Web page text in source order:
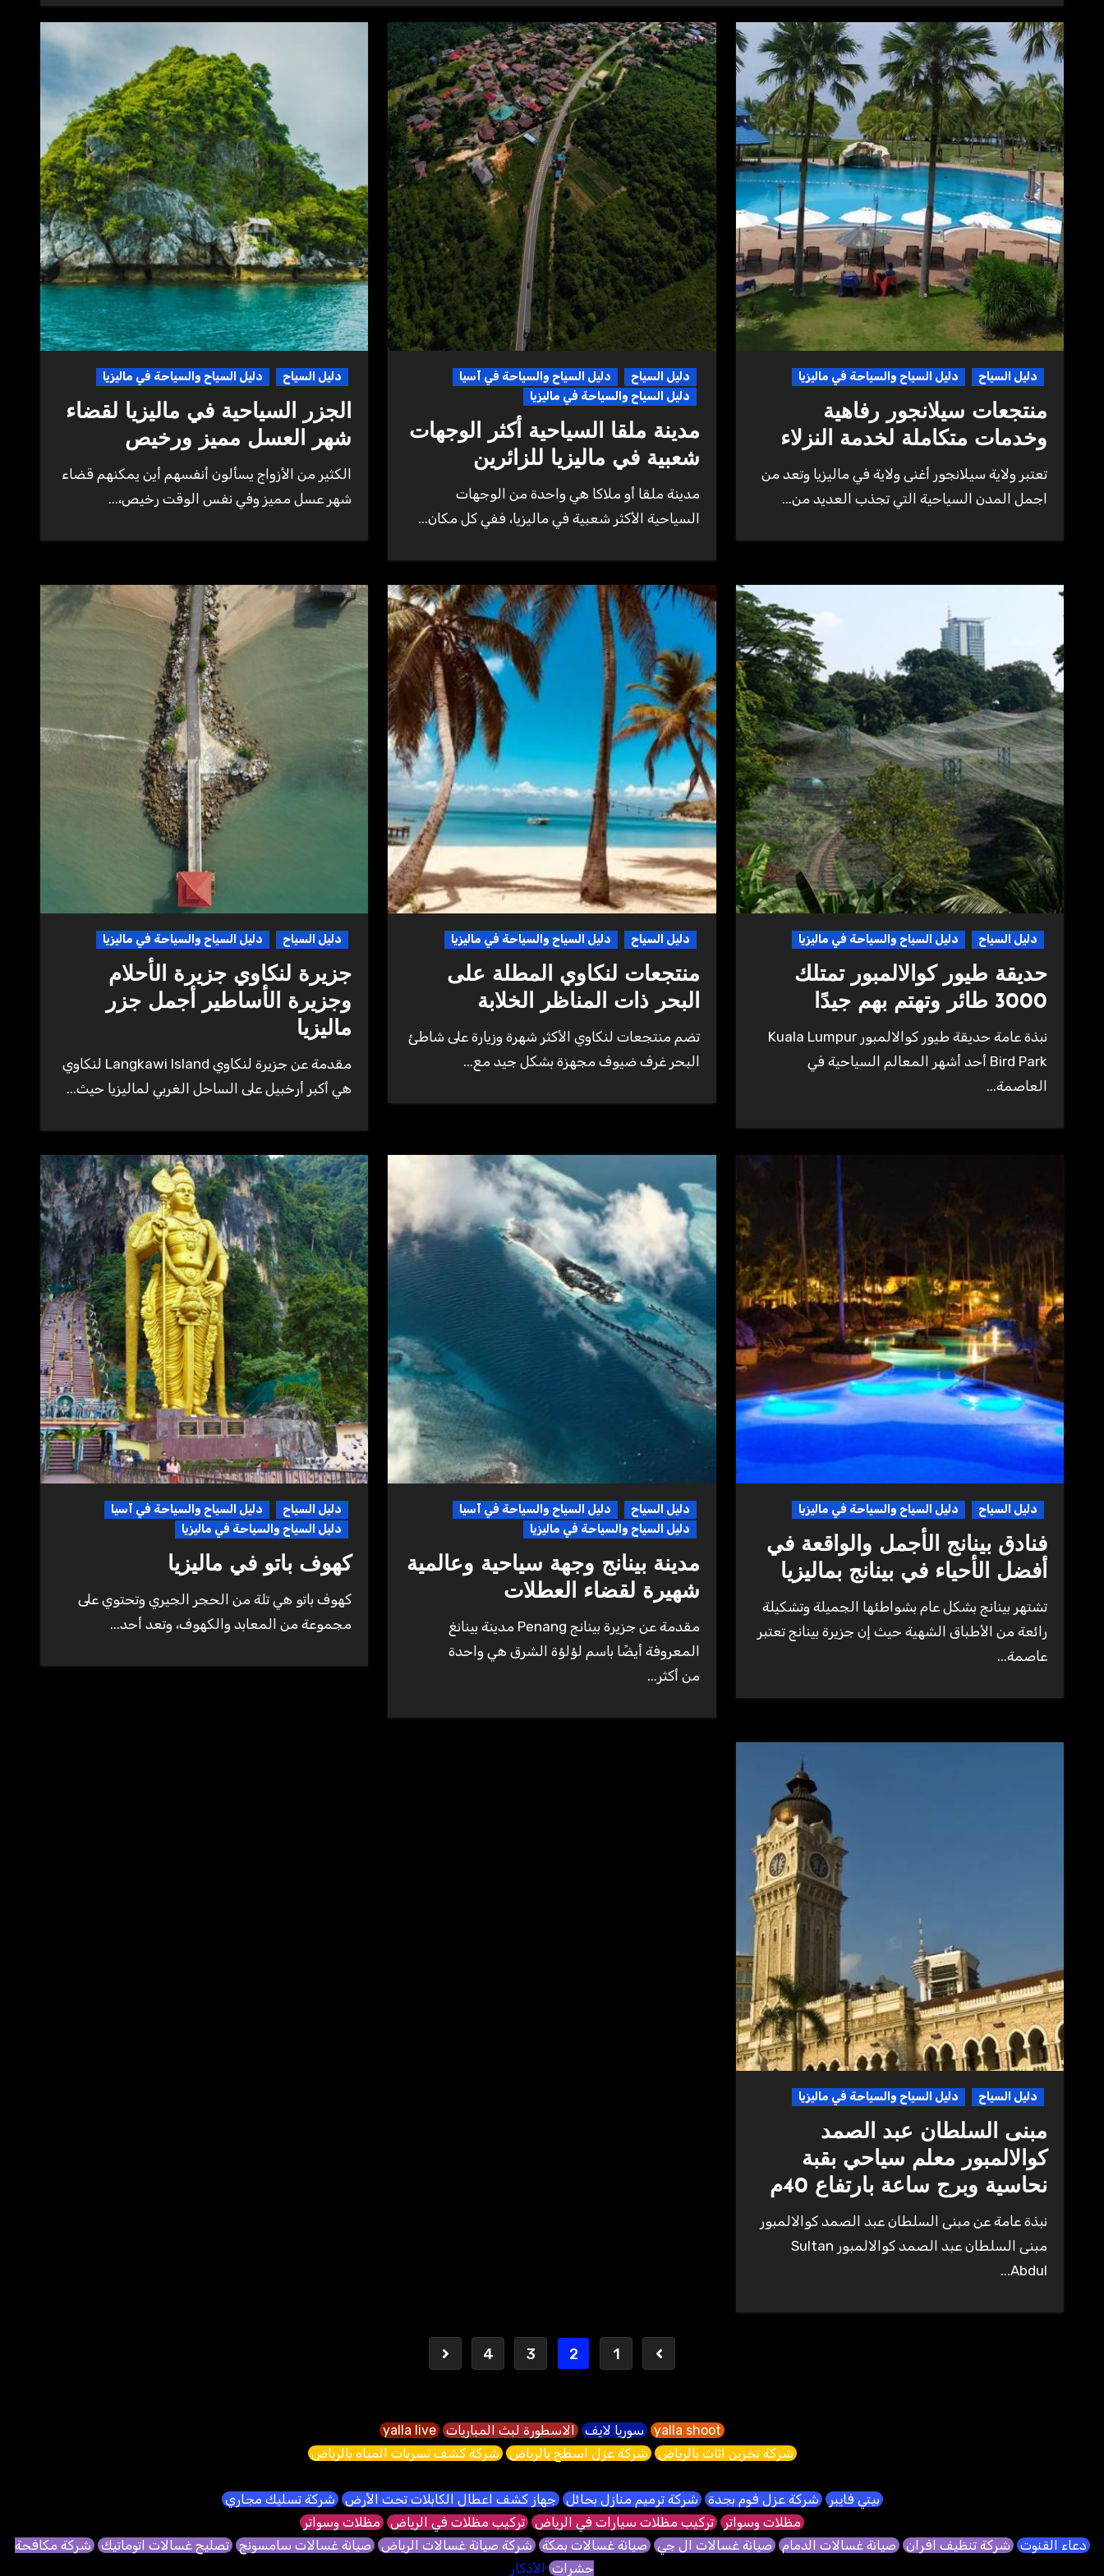
دليل السياح دليل السياح والسياحة في ماليزيا
منتجعات سيلانجور رفاهية
وخدمات متكاملة لخدمة النزلاء
تعتبر ولاية سيلانجور أغنى ولاية في ماليزيا وتعد من
اجمل المدن السياحية التي تجذب العديد من...
دليل السياح
دليل السياح والسياحة في آسيا
دليل السياح والسياحة في ماليزيا
مدينة ملقا السياحية أكثر الوجهات
شعبية في ماليزيا للزائرين
مدينة ملقا أو ملاكا هي واحدة من الوجهات
السياحية الأكثر شعبية في ماليزيا، ففي كل مكان...
دليل السياح دليل السياح والسياحة في ماليزيا
الجزر السياحية في ماليزيا لقضاء
شهر العسل مميز ورخيص
شهر عسل مميز وفي نفس الوقت رخيص،...
دليل السياح دليل السياح والسياحة في ماليزيا
حديقة طيور كوالالمبور تمتلك
3000 طائر وتهتم بهم جيدًا
نبذة عامة حديقة طيور كوالالمبور Kuala Lumpur
Bird Park أحد أشهر المعالم السياحية في
العاصمة...
دليل السياح دليل السياح والسياحة في ماليزيا
منتجعات لنكاوي المطلة على
البحر ذات المناظر الخلابة
تضم منتجعات لنكاوي الأكثر شهرة وزيارة على شاطئ
البحر غرف ضيوف مجهزة بشكل جيد مع...
دليل السياح دليل السياح والسياحة في ماليزيا
جزيرة لنكاوي جزيرة الأحلام
وجزيرة الأساطير أجمل جزر
ماليزيا
مقدمة عن جزيرة لنكاوي Langkawi Island لنكاوي
هي أكبر أرخبيل على الساحل الغربي لماليزيا حيث...
دليل السياح دليل السياح والسياحة في ماليزيا
فنادق بينانج الأجمل والواقعة في
أفضل الأحياء في بينانج بماليزيا
تشتهر بينانج بشكل عام بشواطئها الجميلة وتشكيلة
رائعة من الأطباق الشهية حيث إن جزيرة بينانج تعتبر
عاصمة...
دليل السياح
دليل السياح والسياحة في آسيا
دليل السياح والسياحة في ماليزيا
مدينة بينانج وجهة سياحية وعالمية
شهيرة لقضاء العطلات
مقدمة عن جزيرة بينانج Penang مدينة بينانغ
المعروفة أيضًا باسم لؤلؤة الشرق هي واحدة
من أكثر...
دليل السياح
دليل السياح والسياحة في آسيا
دليل السياح والسياحة في ماليزيا
كهوف باتو في ماليزيا
كهوف باتو هي تلة من الحجر الجيري وتحتوي على
مجموعة من المعابد والكهوف، وتعد أحد...
دليل السياح دليل السياح والسياحة في ماليزيا
مبنى السلطان عبد الصمد
كوالالمبور معلم سياحي بقبة
نحاسية وبرج ساعة بارتفاع 40م
نبذة عامة عن مبنى السلطان عبد الصمد كوالالمبور
مبنى السلطان عبد الصمد كوالالمبور Sultan
Abdul...
Posts
1
2
3
4
yalla shoot سوريا لايف الاسطورة لبث المباريات yalla live
شركة تخزين اثاث بالرياض شركة عزل اسطح بالرياض شركة كشف تسربات المياه بالرياض
بيتي فايبر شركة عزل فوم بجدة شركة ترميم منازل بحائل جهاز كشف اعطال الكابلات تحت الأرض شركة تسليك مجاري
مظلات وسواتر تركيب مظلات سيارات في الرياض تركيب مظلات في الرياض مظلات وسواتر
دعاء القنوت شركة تنظيف افران صيانة غسالات الدمام صيانة غسالات ال جي صيانة غسالات بمكة شركة صيانة غسالات الرياض صيانة غسالات سامسونج تصليح غسالات اتوماتيك شركة مكافحة
حشرات الأذكار